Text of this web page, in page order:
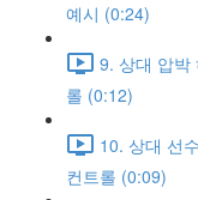
예시 (0:24)
9. 상대 압박
롤 (0:12)
10. 상대 선
컨트롤 (0:09)